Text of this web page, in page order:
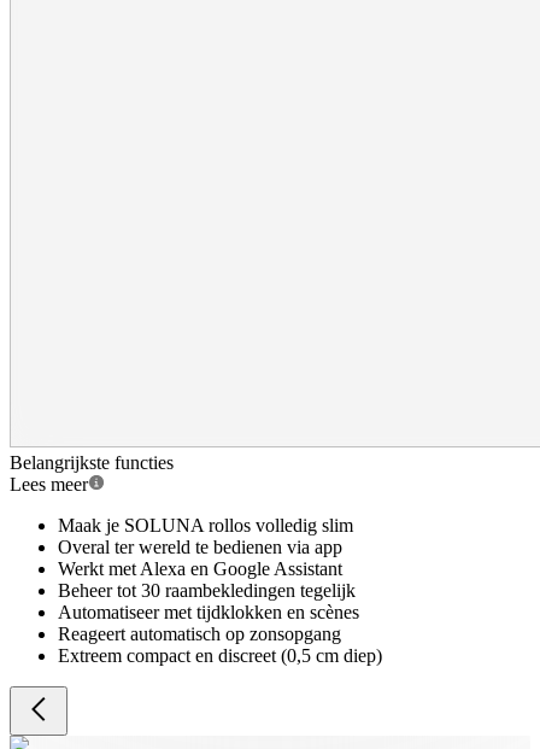
Belangrijkste functies
Lees meer
Maak je SOLUNA rollos volledig slim
Overal ter wereld te bedienen via app
Werkt met Alexa en Google Assistant
Beheer tot 30 raambekledingen tegelijk
Automatiseer met tijdklokken en scènes
Reageert automatisch op zonsopgang
Extreem compact en discreet (0,5 cm diep)